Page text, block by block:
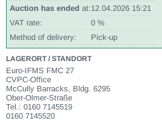
Auction has ended at:12.04.2026 15:21
VAT rate:
0 %
Method of delivery:
Pick-up
LAGERORT / STANDORT
Euro-IFMS FMC 27
CVPC-Office
McCully Barracks, Bldg. 6295
Ober-Olmer-Straße
Tel.: 0160 7145519
0160 7145520